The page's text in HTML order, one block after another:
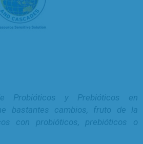
y Prebióticos en
bastantes cambios, fruto de la
con probióticos, prebióticos o